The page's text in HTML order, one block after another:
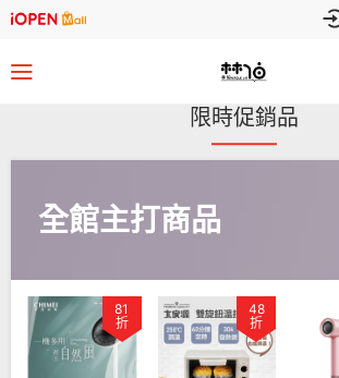
限時促銷品
全館主打商品
48
折
69
折